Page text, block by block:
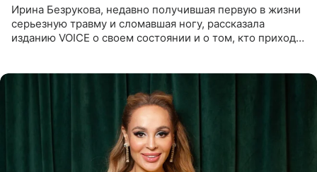
Ирина Безрукова, недавно получившая первую в жизни
серьезную травму и сломавшая ногу, рассказала
изданию VOICE о своем состоянии и о том, кто приходит